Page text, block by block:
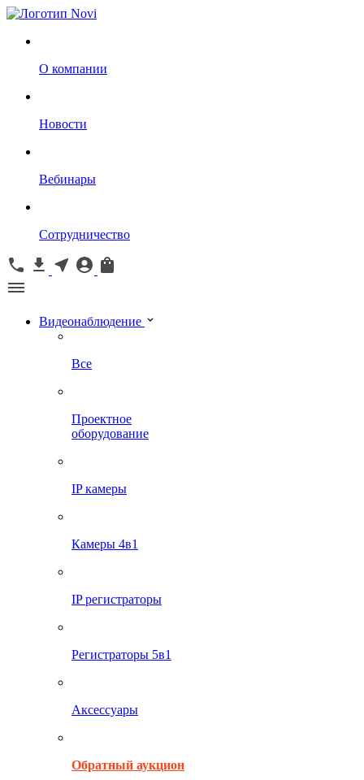
О компании
Новости
Вебинары
Сотрудничество
Видеонаблюдение
Все
Проектное
оборудование
IP камеры
Камеры 4в1
IP регистраторы
Регистраторы 5в1
Аксессуары
Обратный аукцион